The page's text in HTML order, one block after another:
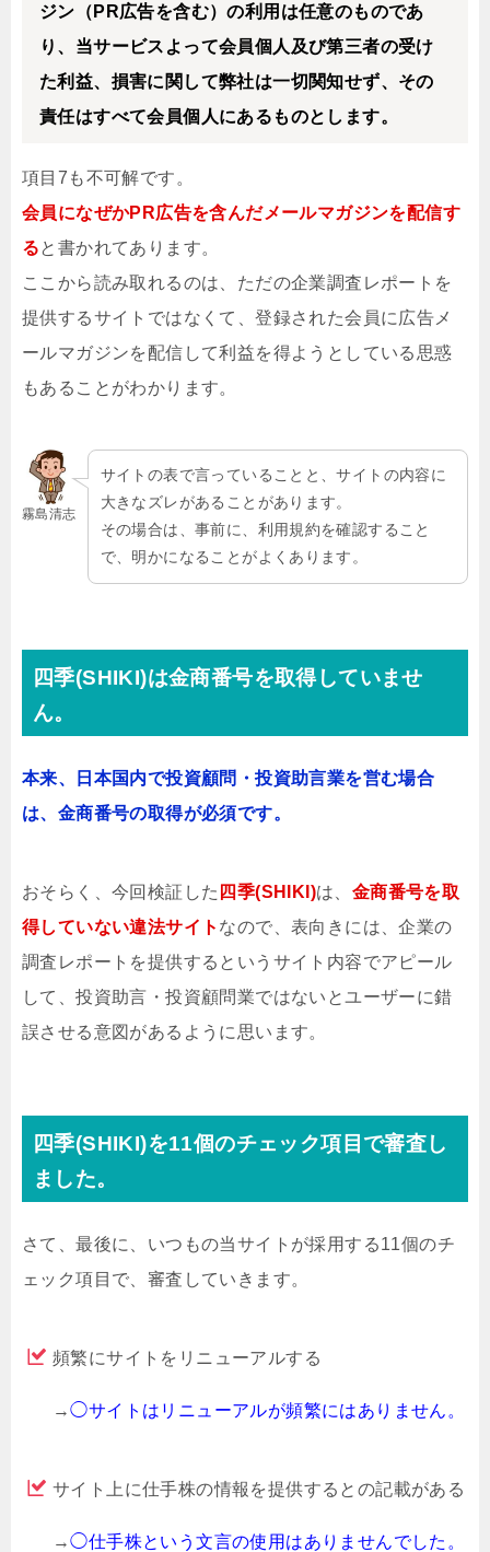
ジン（PR広告を含む）の利用は任意のものであ
り、当サービスよって会員個人及び第三者の受け
た利益、損害に関して弊社は一切関知せず、その
責任はすべて会員個人にあるものとします。
項目7も不可解です。
会員になぜかPR広告を含んだメールマガジンを配信す
ると書かれてあります。
ここから読み取れるのは、ただの企業調査レポートを
提供するサイトではなくて、登録された会員に広告メ
ールマガジンを配信して利益を得ようとしている思惑
もあることがわかります。
霧島清志
サイトの表で言っていることと、サイトの内容に
大きなズレがあることがあります。
その場合は、事前に、利用規約を確認すること
で、明かになることがよくあります。
四季(SHIKI)は金商番号を取得していませ
ん。
本来、日本国内で投資顧問・投資助言業を営む場合
は、金商番号の取得が必須です。
おそらく、今回検証した 四季(SHIKI)は、 金商番号を取
得していない違法サイト なので、表向きには、企業の
調査レポートを提供するというサイト内容でアピール
して、投資助言・投資顧問業ではないとユーザーに錯
誤させる意図があるように思います。
四季(SHIKI)を11個のチェック項目で審査し
ました。
さて、最後に、いつもの当サイトが採用する11個のチ
ェック項目で、審査していきます。
頻繁にサイトをリニューアルする
→◯サイトはリニューアルが頻繁にはありません。
サイト上に仕手株の情報を提供するとの記載がある
→◯仕手株という文言の使用はありませんでした。